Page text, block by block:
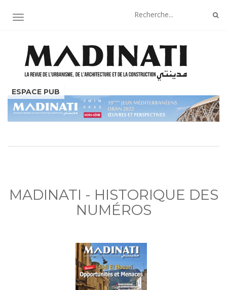
AFFICHER/MASQUER LA NAVIGATION
MADINATI - HISTORIQUE DES
NUMÉROS